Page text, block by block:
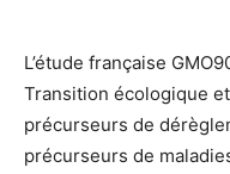
L’étude française
Transition écologique
précurseurs de
précurseurs de